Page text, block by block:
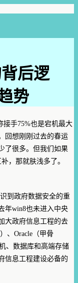
后逻
势
接手75%也是宕机最大
回想刚刚过去的春运
了很多。但我们如果
，那就肤浅多了。
到政府数据安全的重
年win8也未进入中央
大政府信息工程的去
、Oracle（甲骨
、数据库和高端存储
信息工程建设必备的